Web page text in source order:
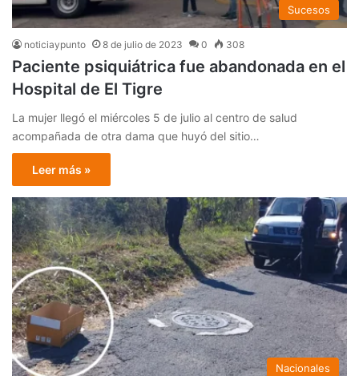
Sucesos
noticiaypunto 8 de julio de 2023 0 308
Paciente psiquiátrica fue abandonada en el
Hospital de El Tigre
La mujer llegó el miércoles 5 de julio al centro de salud
acompañada de otra dama que huyó del sitio…
Leer más »
Nacionales